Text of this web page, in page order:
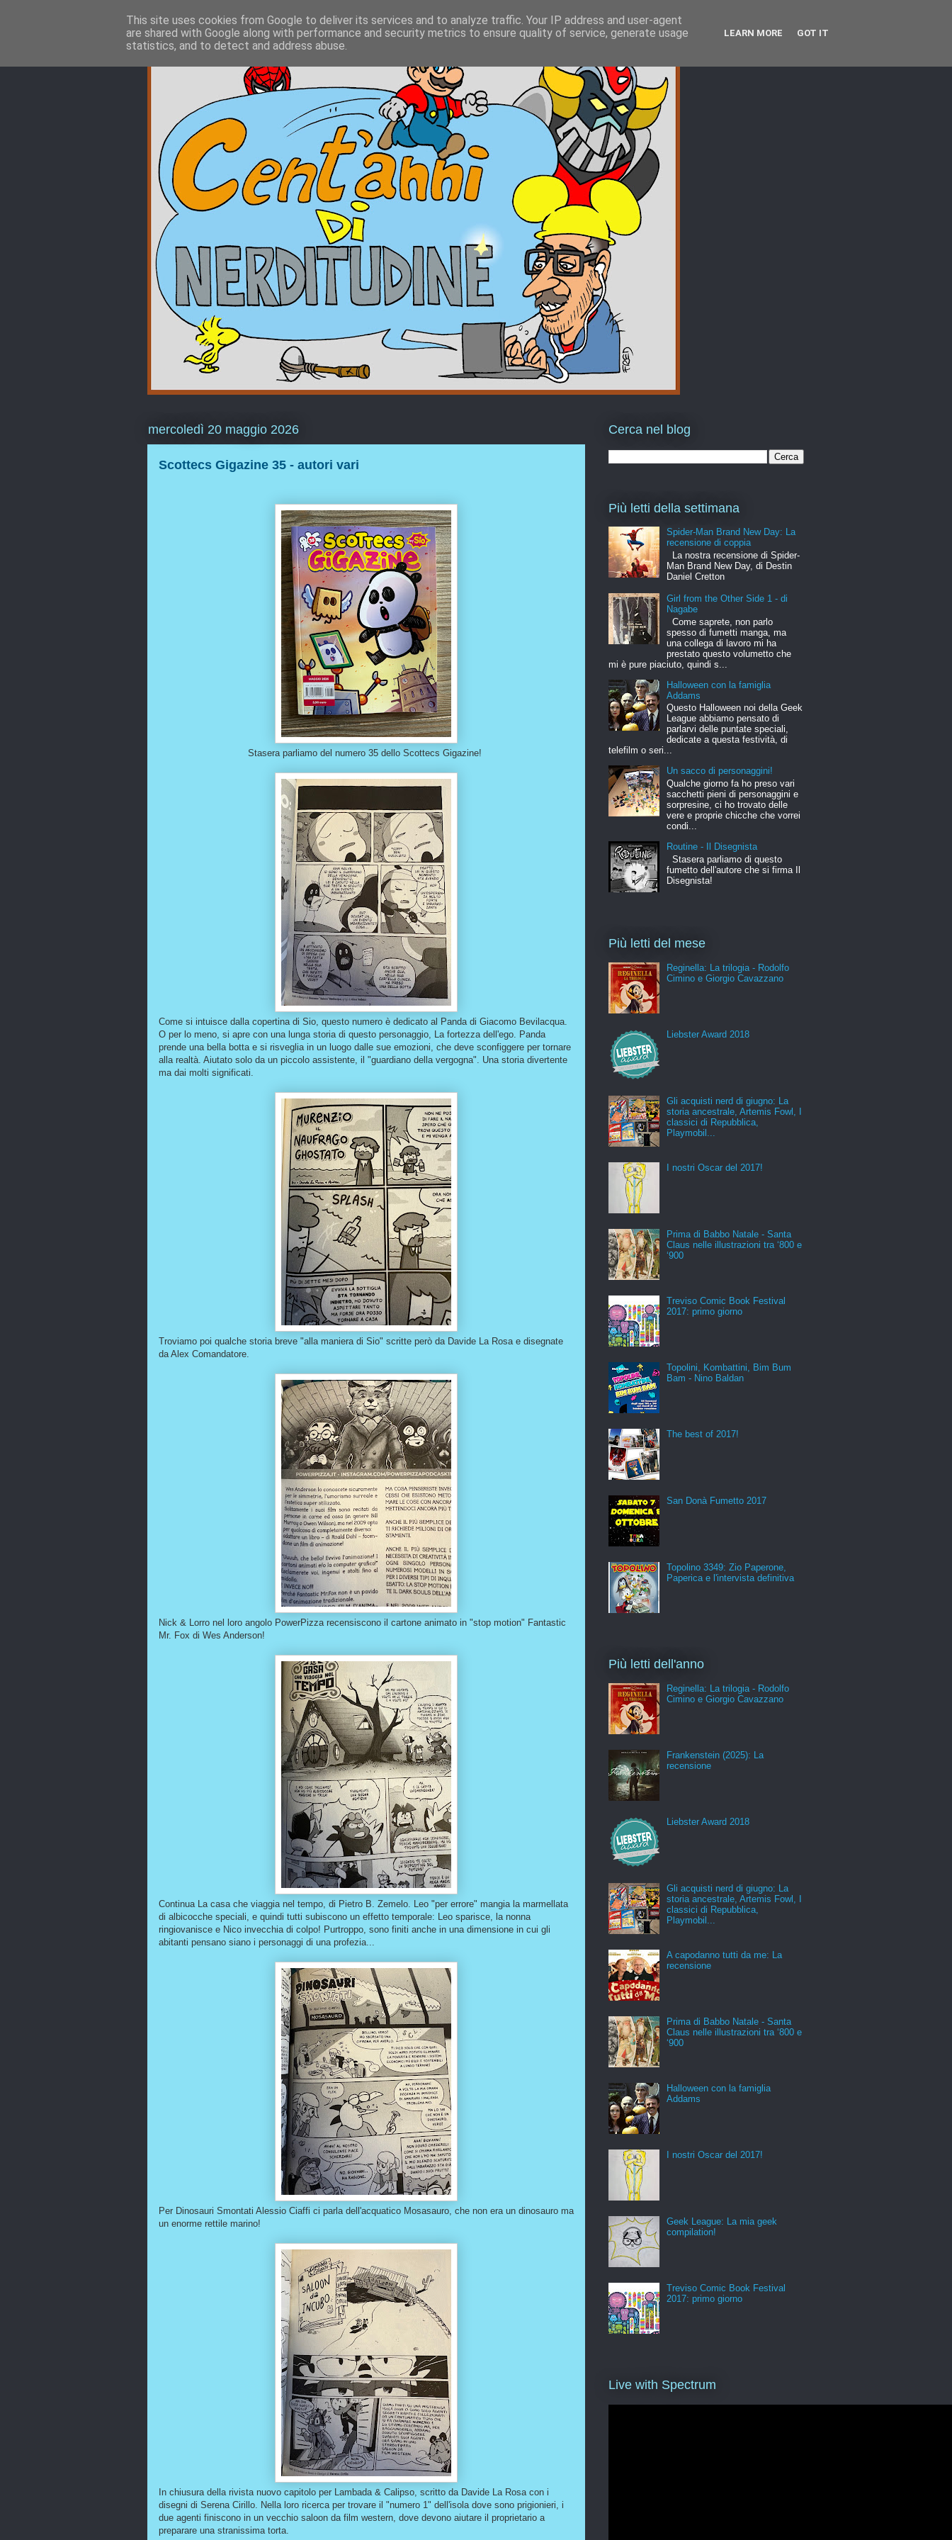
mercoledì 20 maggio 2026
Scottecs Gigazine 35 - autori vari
Stasera parliamo del numero 35 dello Scottecs Gigazine!
Come si intuisce dalla copertina di Sio, questo numero è dedicato al Panda di Giacomo Bevilacqua.
O per lo meno, si apre con una lunga storia di questo personaggio, La fortezza dell'ego. Panda
prende una bella botta e si risveglia in un luogo dalle sue emozioni, che deve sconfiggere per tornare
alla realtà. Aiutato solo da un piccolo assistente, il "guardiano della vergogna". Una storia divertente
ma dai molti significati.
Troviamo poi qualche storia breve "alla maniera di Sio" scritte però da Davide La Rosa e disegnate
da Alex Comandatore.
Nick & Lorro nel loro angolo PowerPizza recensiscono il cartone animato in "stop motion" Fantastic
Mr. Fox di Wes Anderson!
Continua La casa che viaggia nel tempo, di Pietro B. Zemelo. Leo "per errore" mangia la marmellata
di albicocche speciali, e quindi tutti subiscono un effetto temporale: Leo sparisce, la nonna
ringiovanisce e Nico invecchia di colpo! Purtroppo, sono finiti anche in una dimensione in cui gli
abitanti pensano siano i personaggi di una profezia...
Per Dinosauri Smontati Alessio Ciaffi ci parla dell'acquatico Mosasauro, che non era un dinosauro ma
un enorme rettile marino!
In chiusura della rivista nuovo capitolo per Lambada & Calipso, scritto da Davide La Rosa con i
disegni di Serena Cirillo. Nella loro ricerca per trovare il "numero 1" dell'isola dove sono prigionieri, i
due agenti finiscono in un vecchio saloon da film western, dove devono aiutare il proprietario a
preparare una stranissima torta.
Cerca nel blog
Più letti della settimana
Spider-Man Brand New Day: La
recensione di coppia
La nostra recensione di Spider-
Man Brand New Day, di Destin
Daniel Cretton
Girl from the Other Side 1 - di
Nagabe
Come saprete, non parlo
spesso di fumetti manga, ma
una collega di lavoro mi ha
prestato questo volumetto che
mi è pure piaciuto, quindi s...
Halloween con la famiglia
Addams
Questo Halloween noi della Geek
League abbiamo pensato di
parlarvi delle puntate speciali,
dedicate a questa festività, di
telefilm o seri...
Un sacco di personaggini!
Qualche giorno fa ho preso vari
sacchetti pieni di personaggini e
sorpresine, ci ho trovato delle
vere e proprie chicche che vorrei
condi...
Routine - Il Disegnista
Stasera parliamo di questo
fumetto dell'autore che si firma Il
Disegnista!
Più letti del mese
Reginella: La trilogia - Rodolfo
Cimino e Giorgio Cavazzano
Liebster Award 2018
Gli acquisti nerd di giugno: La
storia ancestrale, Artemis Fowl, I
classici di Repubblica,
Playmobil...
I nostri Oscar del 2017!
Prima di Babbo Natale - Santa
Claus nelle illustrazioni tra ‘800 e
‘900
Treviso Comic Book Festival
2017: primo giorno
Topolini, Kombattini, Bim Bum
Bam - Nino Baldan
The best of 2017!
San Donà Fumetto 2017
Topolino 3349: Zio Paperone,
Paperica e l'intervista definitiva
Più letti dell'anno
Reginella: La trilogia - Rodolfo
Cimino e Giorgio Cavazzano
Frankenstein (2025): La
recensione
Liebster Award 2018
Gli acquisti nerd di giugno: La
storia ancestrale, Artemis Fowl, I
classici di Repubblica,
Playmobil...
A capodanno tutti da me: La
recensione
Prima di Babbo Natale - Santa
Claus nelle illustrazioni tra ‘800 e
‘900
Halloween con la famiglia
Addams
I nostri Oscar del 2017!
Geek League: La mia geek
compilation!
Treviso Comic Book Festival
2017: primo giorno
Live with Spectrum
This site uses cookies from Google to deliver its services and to analyze traffic. Your IP address and user-agent
are shared with Google along with performance and security metrics to ensure quality of service, generate usage
statistics, and to detect and address abuse.
LEARN MORE GOT IT